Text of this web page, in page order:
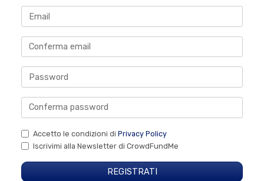
Accetto le condizioni di Privacy Policy
Iscrivimi alla Newsletter di CrowdFundMe